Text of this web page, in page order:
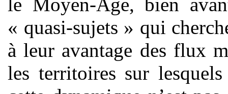
le Moyen-Age, bien
« quasi-sujets » qui
à leur avantage des flux
les territoires sur